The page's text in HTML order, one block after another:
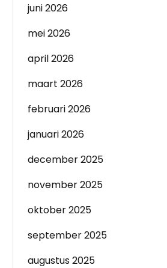
juni 2026
mei 2026
april 2026
maart 2026
februari 2026
januari 2026
december 2025
november 2025
oktober 2025
september 2025
augustus 2025